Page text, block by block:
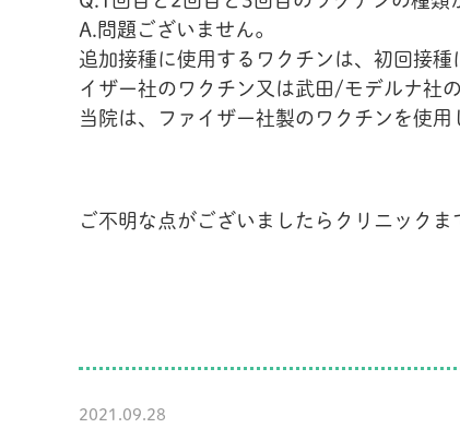
A.問題ございません。
追加接種に使用するワクチンは、初回接
イザー社のワクチン又は武田/モデルナ社
当院は、ファイザー社製のワクチンを使用
ご不明な点がございましたらクリニックま
2021.09.28